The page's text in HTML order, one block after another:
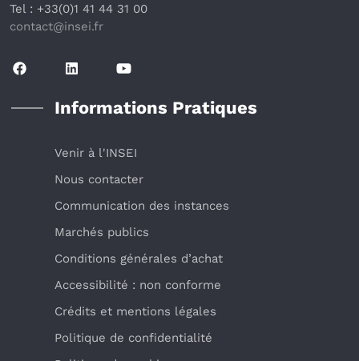
Tel : +33(0)1 41 44 31 00
contact@insei.fr
Informations Pratiques
Venir à l'INSEI
Nous contacter
Communication des instances
Marchés publics
Conditions générales d’achat
Accessibilité : non conforme
Crédits et mentions légales
Politique de confidentialité